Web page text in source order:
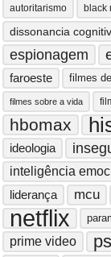
autoritarismo black
dissonancia
espionagem
faroeste filmes
filmes sobre a vida
hbomax
ideologia
inteligência
liderança mcu
netflix
prime video